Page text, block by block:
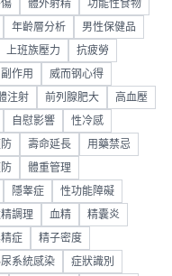
體外射精 功能性食物
年齡層分析 男性保健品
上班族壓力 抗疲勞
副作用 威而钢心得
注射 前列腺肥大 高血壓
自慰影響 性冷感
壽命延長 用藥禁忌
體重管理
隱睾症 性功能障礙
調理 血精 精囊炎
症 精子密度
系統感染 症狀識別